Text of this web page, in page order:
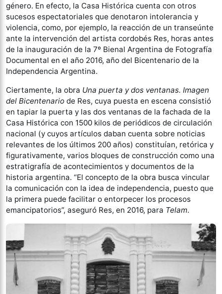
género. En efecto, la Casa Histórica cuenta con otros
sucesos espectatoriales que denotaron intolerancia y
violencia, como, por ejemplo, la reacción de un transeúnte
ante la intervención del artista cordobés Res, horas antes
de la inauguración de la 7º Bienal Argentina de Fotografía
Documental en el año 2016, año del Bicentenario de la
Independencia Argentina.
Ciertamente, la obra Una puerta y dos ventanas. Imagen
del Bicentenario de Res, cuya puesta en escena consistió
en tapiar la puerta y las dos ventanas de la fachada de la
Casa Histórica con 1500 kilos de periódicos de circulación
nacional (y cuyos artículos daban cuenta sobre noticias
relevantes de los últimos 200 años) constituían, retórica y
figurativamente, varios bloques de construcción como una
estratigrafía de acontecimientos y documentos de la
historia argentina. “El concepto de la obra busca vincular
la comunicación con la idea de independencia, puesto que
la primera puede facilitar o entorpecer los procesos
emancipatorios”, aseguró Res, en 2016, para Telam.